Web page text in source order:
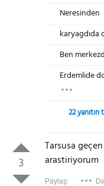
Neresinden
karyagdıda
Ben
Erdemlide
22
3
Tarsusa
arastiriyorum
Paylaş: